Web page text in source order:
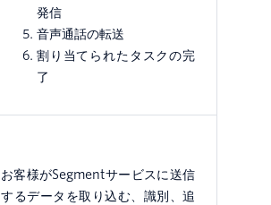
発信
音声通話の転送
割り当てられたタスクの完
了
お客様がSegmentサービスに送信
するデータを取り込む、識別、追